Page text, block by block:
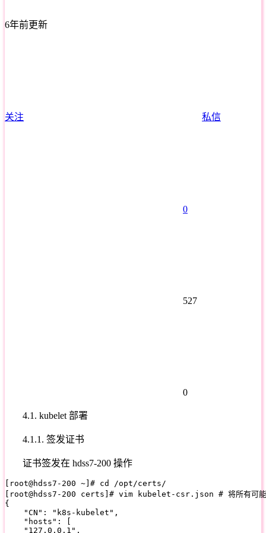
6年前更新
关注 私信
0
527
0
4.1. kubelet 部署
4.1.1. 签发证书
证书签发在 hdss7-200 操作
[root@hdss7-200 ~]# cd /opt/certs/
[root@hdss7-200 certs]# vim kubelet-csr.json # 将所有可
{
"CN": "k8s-kubelet",
"hosts": [
"127.0.0.1",